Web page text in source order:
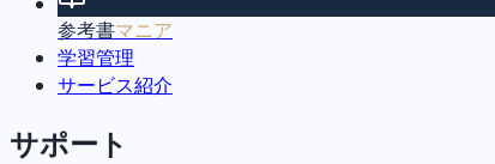
参考書マニア
学習管理
サービス紹介
サポート